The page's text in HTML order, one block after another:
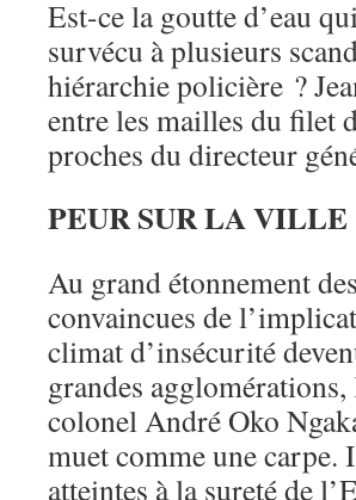
Est-ce la goutte d’eau
survécu à plusieurs
hiérarchie policière ?
entre les mailles du filet
proches du directeur
PEUR SUR LA VILLE
Au grand étonnement
convaincues de
climat d’insécurité
grandes
colonel André Oko
muet comme une carpe.
atteintes à la sureté de